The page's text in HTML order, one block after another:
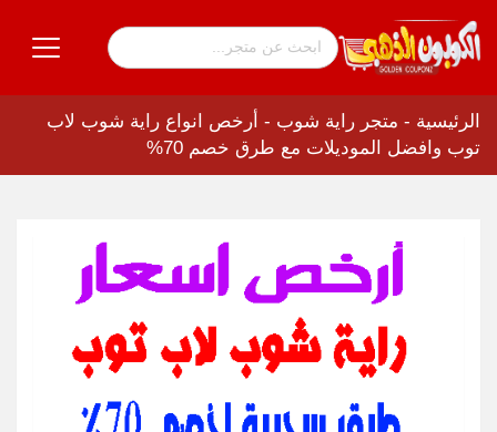
الرئيسية - متجر راية شوب - أرخص انواع راية شوب لاب
توب وافضل الموديلات مع طرق خصم 70%